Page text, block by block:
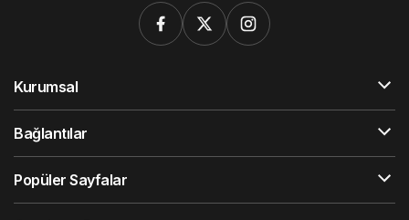
Kurumsal
Bağlantılar
Popüler Sayfalar